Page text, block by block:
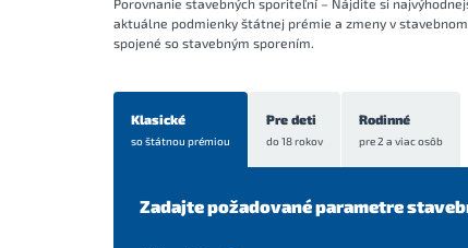
Porovnanie stavebných sporiteľní – Nájdite si
aktuálne podmienky štátnej prémie a zmeny v
spojené so stavebným sporením.
Klasické
so štátnou prémiou
Pre deti
do 18 rokov
Rodinné
pre 2 a viac osôb
Zadajte požadované parametre